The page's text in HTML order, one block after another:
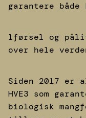
garantere
lførsel og
over hele
Siden 2017
HVE3 som
biologisk